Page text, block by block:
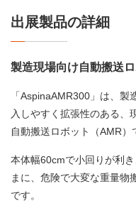
出展製品の詳細
製造現場向け自動搬送
「AspinaAMR300」は、
入しやすく拡張性のある、
自動搬送ロボット（AMR）
本体幅60cmで小回りが利
まに、危険で大変な重量物
です。